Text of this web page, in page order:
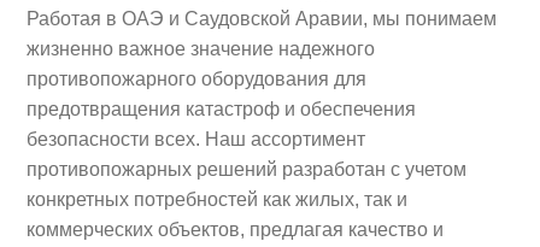
Работая в ОАЭ и Саудовской Аравии, мы понимаем
жизненно важное значение надежного
противопожарного оборудования для
предотвращения катастроф и обеспечения
безопасности всех. Наш ассортимент
противопожарных решений разработан с учетом
конкретных потребностей как жилых, так и
коммерческих объектов, предлагая качество и